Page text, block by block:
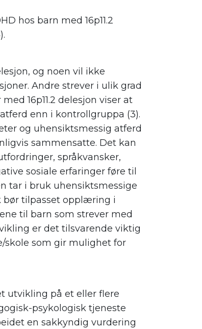
hos barn med 16p11.2
og noen vil ikke
Andre strever i ulik grad
16p11.2 delesjon viser at
enn i kontrollgruppa (3).
og uhensiktsmessig atferd
sammensatte. Det kan
språkvansker,
sosiale erfaringer føre til
tar i bruk uhensiktsmessige
bør tilpasset opplæring i
til barn som strever med
er det tilsvarende viktig
som gir mulighet for
utvikling på et eller flere
psykologisk tjeneste
en sakkyndig vurdering